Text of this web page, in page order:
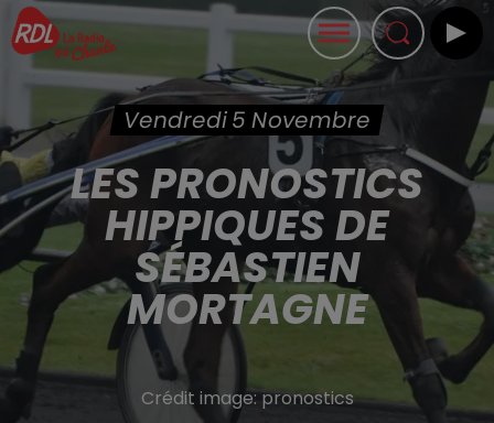
Vendredi 5 Novembre
LES PRONOSTICS
HIPPIQUES DE
SÉBASTIEN
MORTAGNE
Crédit image:pronostics